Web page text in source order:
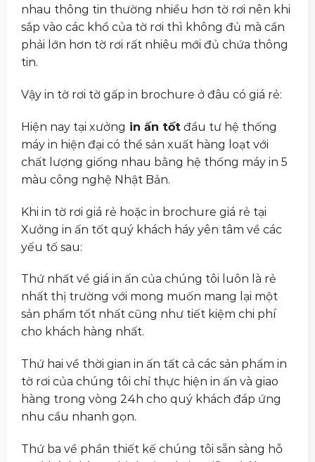
nhau thông tin thường nhiều hơn tờ rơi nên khi
sắp vào các khổ của tờ rơi thì không đủ mà cần
phải lớn hơn tờ rơi rất nhiêu mới đủ chứa thông
tin.
Vậy in tờ rơi tờ gấp in brochure ở đâu có giá rẻ:
Hiện nay tại xưởng in ấn tốt đầu tư hệ thống
máy in hiện đại có thể sản xuất hàng loạt với
chất lượng giống nhau bằng hệ thống máy in 5
màu công nghệ Nhật Bản.
Khi in tờ rơi giá rẻ hoặc in brochure giá rẻ tại
Xưởng in ấn tốt quý khách háy yên tâm về các
yếu tố sau:
Thứ nhất về giá in ấn của chúng tôi luôn là rẻ
nhất thị trường với mong muốn mang lại một
sản phẩm tốt nhất cũng như tiết kiệm chi phí
cho khách hàng nhất.
Thứ hai về thời gian in ấn tất cả các sản phẩm in
tờ rơi của chúng tôi chỉ thực hiện in ấn và giao
hàng trong vòng 24h cho quý khách đáp ứng
nhu cầu nhanh gọn.
Thứ ba về phần thiết kế chúng tôi sẵn sàng hỗ